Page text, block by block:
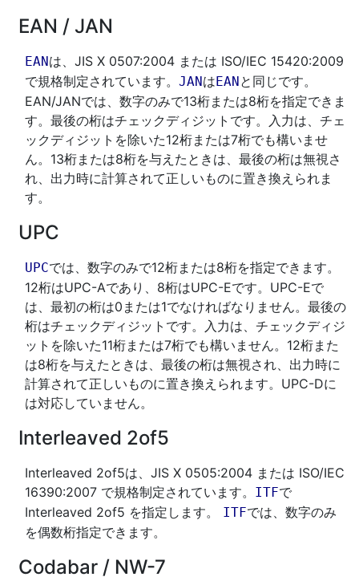
EAN / JAN
EANは、JIS X 0507:2004 または ISO/IEC 15420:2009
で規格制定されています。 JANはEANと同じです。
EAN/JANでは、数字のみで13桁または8桁を指定できま
す。最後の桁はチェックディジットです。入力は、チェ
ックディジットを除いた12桁または7桁でも構いませ
ん。13桁または8桁を与えたときは、最後の桁は無視さ
れ、出力時に計算されて正しいものに置き換えられま
す。
UPC
UPCでは、数字のみで12桁または8桁を指定できます。
12桁はUPC-Aであり、8桁はUPC-Eです。UPC-Eで
は、最初の桁は0または1でなければなりません。最後の
桁はチェックディジットです。入力は、チェックディジ
ットを除いた11桁または7桁でも構いません。12桁また
は8桁を与えたときは、最後の桁は無視され、出力時に
計算されて正しいものに置き換えられます。UPC-Dに
は対応していません。
Interleaved 2of5
Interleaved 2of5は、JIS X 0505:2004 または ISO/IEC
16390:2007 で規格制定されています。 ITFで
Interleaved 2of5 を指定します。 ITFでは、数字のみ
を偶数桁指定できます。
Codabar / NW-7